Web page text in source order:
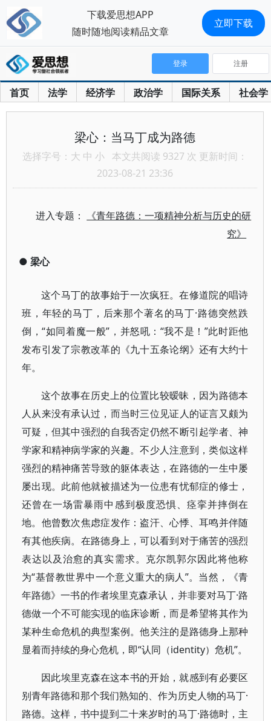
首页 法学 经济学 政治学 国际关系 社会学
登录 注册
梁心：当马丁成为路德
选择字号： 大 中 小 本文共阅读 9327 次 更新时间：
2023-08-21 23:36
进入专题：
《青年路德：一项精神分析与历史的研
究》
● 梁心
这个马丁的故事始于一次疯狂。在修道院的唱诗
班，年轻的马丁，后来那个著名的马丁·路德突然跌
倒，“如同着魔一般”，并怒吼：“我不是！”此时距他
发布引发了宗教改革的《九十五条论纲》还有大约十
年。
这个故事在历史上的位置比较暧昧，因为路德本
人从来没有承认过，而当时三位见证人的证言又颇为
可疑，但其中强烈的自我否定仍然不断引起学者、神
学家和精神病学家的兴趣。不少人注意到，类似这样
强烈的精神痛苦导致的躯体表达，在路德的一生中屡
屡出现。此前他就被描述为一位患有忧郁症的修士，
还曾在一场雷暴雨中感到极度恐惧、痉挛并摔倒在
地。他曾数次焦虑症发作：盗汗、心悸、耳鸣并伴随
有其他疾病。在路德身上，可以看到对于痛苦的强烈
表达以及治愈的真实需求。克尔凯郭尔因此将他称
为“基督教世界中一个意义重大的病人”。当然，《青
年路德》一书的作者埃里克森承认，并非要对马丁·路
德做一个不可能实现的临床诊断，而是希望将其作为
某种生命危机的典型案例。他关注的是路德身上那种
显着而持续的身心危机，即“认同（identity）危机”。
因此埃里克森在这本书的开始，就感到有必要区
别青年路德和那个我们熟知的、作为历史人物的马丁·
路德。这样，书中提到二十来岁时的马丁·路德时，主
下载爱思想APP
随时随地阅读精品文章
立即下载